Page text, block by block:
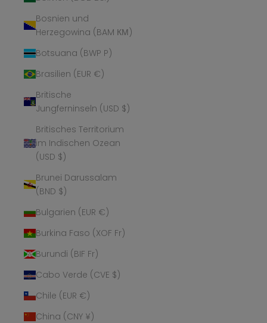
Bosnien und
Herzegowina (BAM КМ)
Botsuana (BWP P)
Brasilien (EUR €)
Britische
Jungferninseln (USD $)
Britisches Territorium
im Indischen Ozean
(USD $)
Brunei Darussalam
(BND $)
Bulgarien (EUR €)
Burkina Faso (XOF Fr)
Burundi (BIF Fr)
Cabo Verde (CVE $)
Chile (EUR €)
China (CNY ¥)